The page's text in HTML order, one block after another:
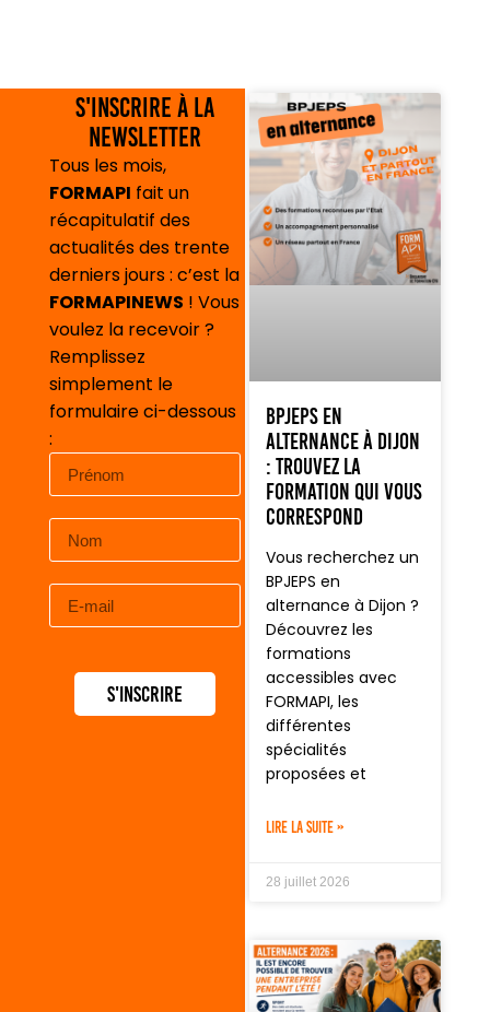
S'inscrire à la
newsletter
Tous les mois,
FORMAPI fait un
récapitulatif des
actualités des trente
derniers jours : c’est la
FORMAPINEWS ! Vous
voulez la recevoir ?
Remplissez
simplement le
formulaire ci-dessous
:
S'inscrire
BPJEPS en
alternance à Dijon
: trouvez la
formation qui vous
correspond
Vous recherchez un
BPJEPS en
alternance à Dijon ?
Découvrez les
formations
accessibles avec
FORMAPI, les
différentes
spécialités
proposées et
LIRE LA SUITE »
28 juillet 2026